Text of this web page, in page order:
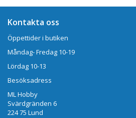
Kontakta oss
Öppettider i butiken
Måndag- Fredag 10-19
Lördag 10-13
Besöksadress
ML Hobby
Svärdgränden 6
224 75 Lund